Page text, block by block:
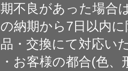
期不良があった場合
の納期から7日以内
品・交換にて対応い
・お客様の都合(色、